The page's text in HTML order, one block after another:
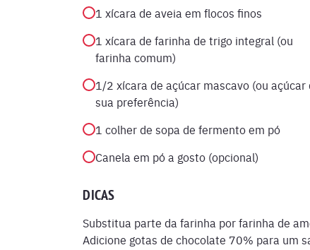
1 xícara de aveia em flocos finos
1 xícara de farinha de trigo integral (ou
farinha comum)
1/2 xícara de açúcar mascavo (ou açúcar
sua preferência)
1 colher de sopa de fermento em pó
Canela em pó a gosto (opcional)
DICAS
Substitua parte da farinha por farinha de
Adicione gotas de chocolate 70% para um